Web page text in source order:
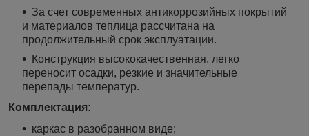
За счет современных антикоррозийных покрытий
и материалов теплица рассчитана на
продолжительный срок эксплуатации.
Конструкция высококачественная, легко
переносит осадки, резкие и значительные
перепады температур.
Комплектация:
каркас в разобранном виде;